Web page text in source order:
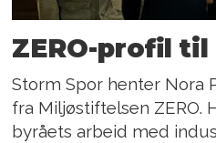
ZERO-profil
Storm Spor henter Nora
fra Miljøstiftelsen ZERO.
byråets arbeid med